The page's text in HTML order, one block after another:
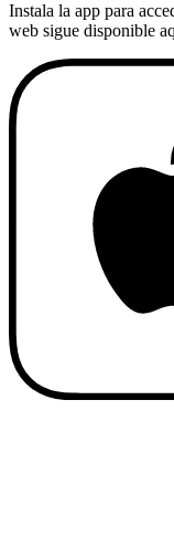
Instala la app para
web sigue disponible